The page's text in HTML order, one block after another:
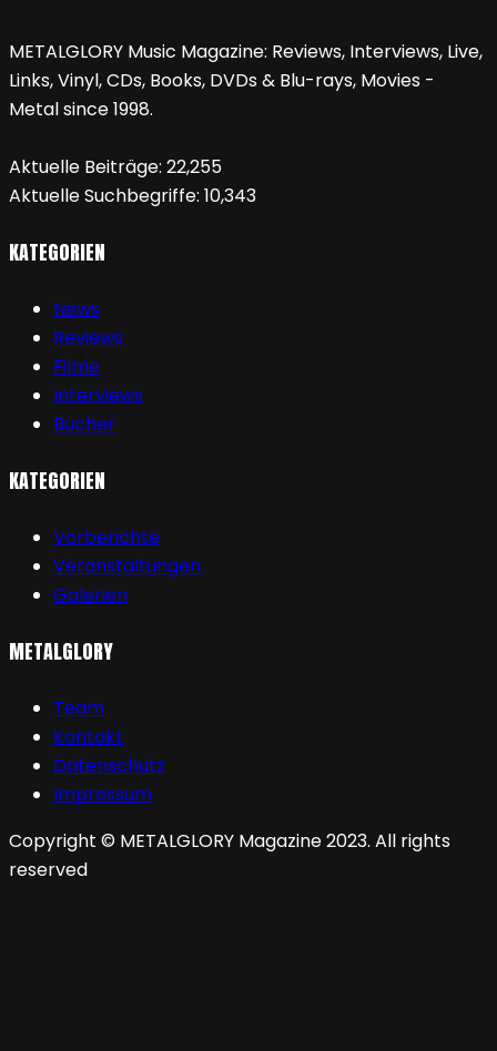
METALGLORY Music Magazine: Reviews, Interviews, Live,
Links, Vinyl, CDs, Books, DVDs & Blu-rays, Movies -
Metal since 1998.
Aktuelle Beiträge: 22,255
Aktuelle Suchbegriffe: 10,343
KATEGORIEN
News
Reviews
Filme
Interviews
Bücher
KATEGORIEN
Vorberichte
Veranstaltungen
Galerien
METALGLORY
Team
Kontakt
Datenschutz
Impressum
Copyright © METALGLORY Magazine 2023. All rights
reserved